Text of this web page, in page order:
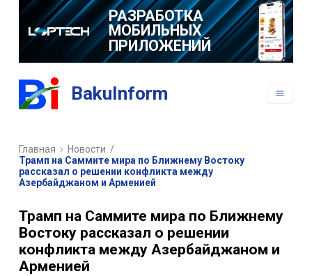
РАЗРАБОТКА
МОБИЛЬНЫХ
ПРИЛОЖЕНИЙ
BakuInform
Главная Новости /
Трамп на Саммите мира по Ближнему Востоку
рассказал о решении конфликта между
Азербайджаном и Арменией
Трамп на Саммите мира по Ближнему
Востоку рассказал о решении
конфликта между Азербайджаном и
Арменией